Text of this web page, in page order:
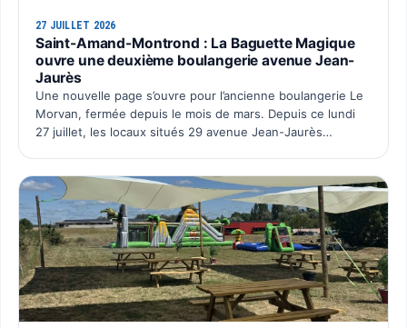
27 JUILLET 2026
Saint-Amand-Montrond : La Baguette Magique
ouvre une deuxième boulangerie avenue Jean-
Jaurès
Une nouvelle page s’ouvre pour l’ancienne boulangerie Le
Morvan, fermée depuis le mois de mars. Depuis ce lundi
27 juillet, les locaux situés 29 avenue Jean-Jaurès